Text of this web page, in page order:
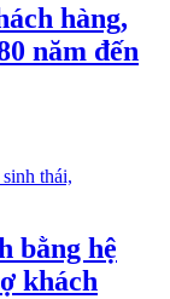
hàng,
năm đến
bằng hệ
khách